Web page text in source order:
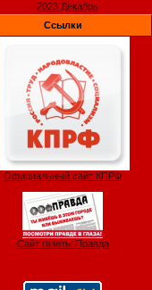
2023 Декабрь
Ссылки
Официальный сайт КПРФ
Сайт газеты Правда